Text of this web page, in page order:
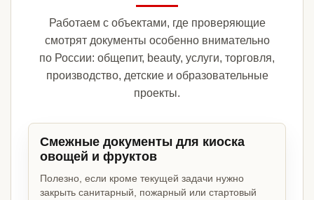
Работаем с объектами, где проверяющие
смотрят документы особенно внимательно
по России: общепит, beauty, услуги, торговля,
производство, детские и образовательные
проекты.
Смежные документы для киоска
овощей и фруктов
Полезно, если кроме текущей задачи нужно
закрыть санитарный, пожарный или стартовый